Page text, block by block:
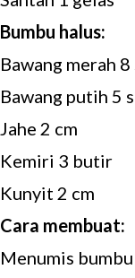
Bumbu halus:
Bawang merah
Bawang putih 5
Jahe 2 cm
Kemiri 3 butir
Kunyit 2 cm
Cara membuat:
Menumis